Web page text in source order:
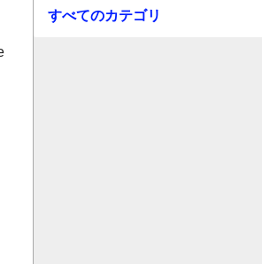
すべてのカテゴリ